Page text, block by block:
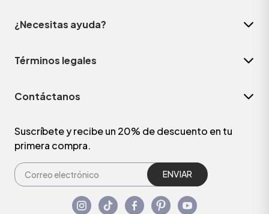
¿Necesitas ayuda?
Términos legales
Contáctanos
Suscríbete y recibe un 20% de descuento en tu
primera compra.
ENVIAR